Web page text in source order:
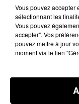
15 octobre 2024 -
L'AGENDA DU
07H50
L'AGENDA
Vous pouvez accepter
sélectionnant les
Vous pouvez
accepter". Vos
pouvez mettre à jour
moment via le lien